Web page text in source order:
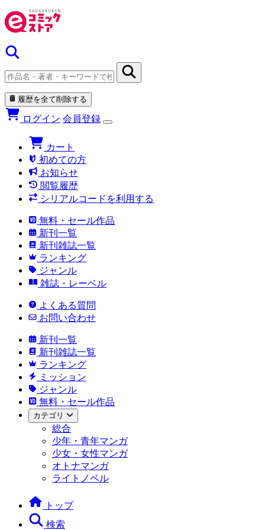
履歴を全て削除する
ログイン 会員登録
カート
初めての方
お知らせ
閲覧履歴
シリアルコードを利用する
無料・セール作品
新刊一覧
新刊雑誌一覧
ランキング
ジャンル
雑誌・レーベル
よくある質問
お問い合わせ
新刊一覧
新刊雑誌一覧
ランキング
ミッション
ジャンル
無料・セール作品
カテゴリ
総合
少年・青年マンガ
少女・女性マンガ
オトナマンガ
ライトノベル
トップ
検索